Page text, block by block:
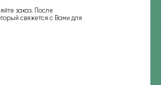
заказ. После
свяжется с Вами для